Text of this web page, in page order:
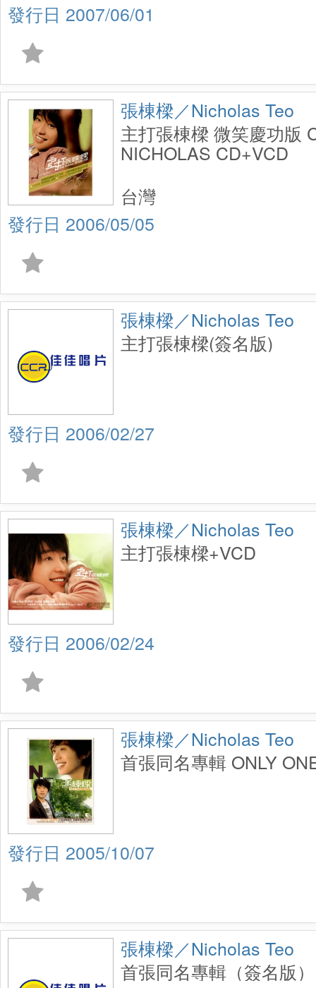
2007/06/01
張棟樑／Nicholas Teo
主打張棟樑 微笑慶功版
NICHOLAS CD+VCD
2006/05/05
台灣
張棟樑／Nicholas Teo
主打張棟樑(簽名版)
2006/02/27
張棟樑／Nicholas Teo
主打張棟樑+VCD
2006/02/24
張棟樑／Nicholas Teo
首張同名專輯 ONLY
2005/10/07
張棟樑／Nicholas Teo
首張同名專輯（簽名版）